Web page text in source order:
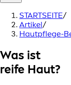
STARTSEITE/
Artikel/
Hautpflege-
Was ist
reife Haut?